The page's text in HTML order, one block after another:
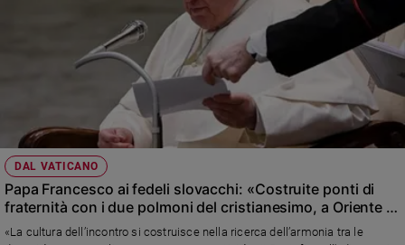
del
giorno
Società
e
valori
DAL VATICANO
Papa Francesco ai fedeli slovacchi: «Costruite ponti di
fraternità con i due polmoni del cristianesimo, a Oriente e
Occidente»
«La cultura dell’incontro si costruisce nella ricerca dell’armonia tra le